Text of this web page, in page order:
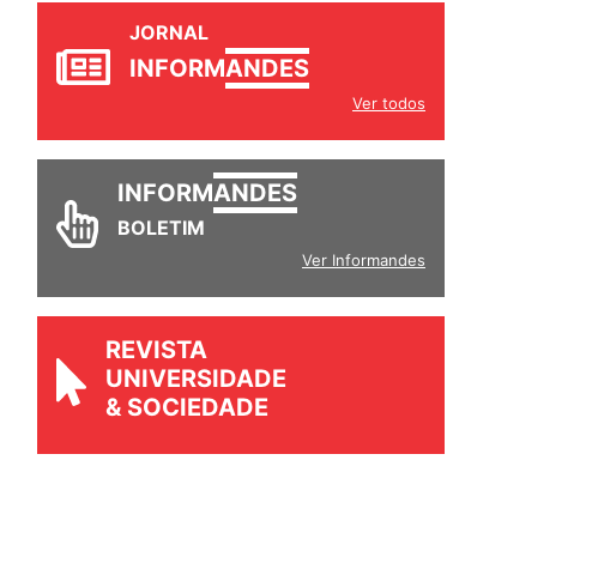
JORNAL
Ver todos
INFORM
Ver Informandes
REVISTA
UNIVERSIDADE